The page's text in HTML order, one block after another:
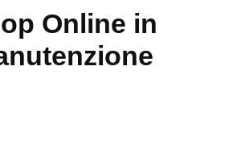
Online in